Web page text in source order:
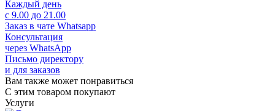
Каждый день
с 9.00 до 21.00
Заказ в чате Whatsapp
Консультация
через WhatsApp
Письмо директору
и для заказов
Вам также может понравиться
С этим товаром покупают
Услуги